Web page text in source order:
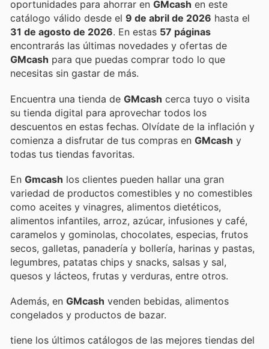
oportunidades para ahorrar en GMcash en este
catálogo válido desde el 9 de abril de 2026 hasta el
31 de agosto de 2026 . En estas 57 páginas
encontrarás las últimas novedades y ofertas de
GMcash para que puedas comprar todo lo que
necesitas sin gastar de más.
Encuentra una tienda de GMcash cerca tuyo o visita
su tienda digital para aprovechar todos los
descuentos en estas fechas. Olvídate de la inflación y
comienza a disfrutar de tus compras en GMcash y
todas tus tiendas favoritas.
En Gmcash los clientes pueden hallar una gran
variedad de productos comestibles y no comestibles
como aceites y vinagres, alimentos dietéticos,
alimentos infantiles, arroz, azúcar, infusiones y café,
caramelos y gominolas, chocolates, especias, frutos
secos, galletas, panadería y bollería, harinas y pastas,
legumbres, patatas chips y snacks, salsas y sal,
quesos y lácteos, frutas y verduras, entre otros.
Además, en GMcash venden bebidas, alimentos
congelados y productos de bazar.
tiene los últimos catálogos de las mejores tiendas del